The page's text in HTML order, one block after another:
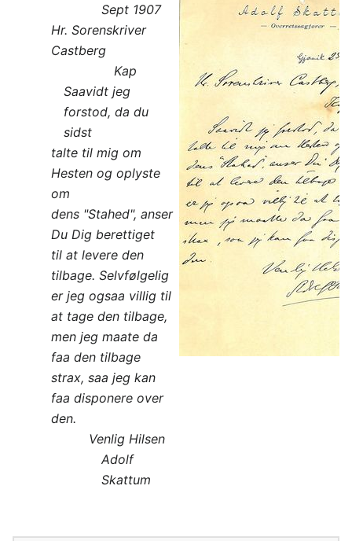
Sept 1907
Hr. Sorenskriver
Castberg
Kap
Saavidt jeg
forstod, da du
sidst
talte til mig om
Hesten og oplyste
om
dens "Stahed", anser
Du Dig berettiget
til at levere den
tilbage. Selvfølgelig
er jeg ogsaa villig til
at tage den tilbage,
men jeg maate da
faa den tilbage
strax, saa jeg kan
faa disponere over
den.
Venlig Hilsen
Adolf
Skattum